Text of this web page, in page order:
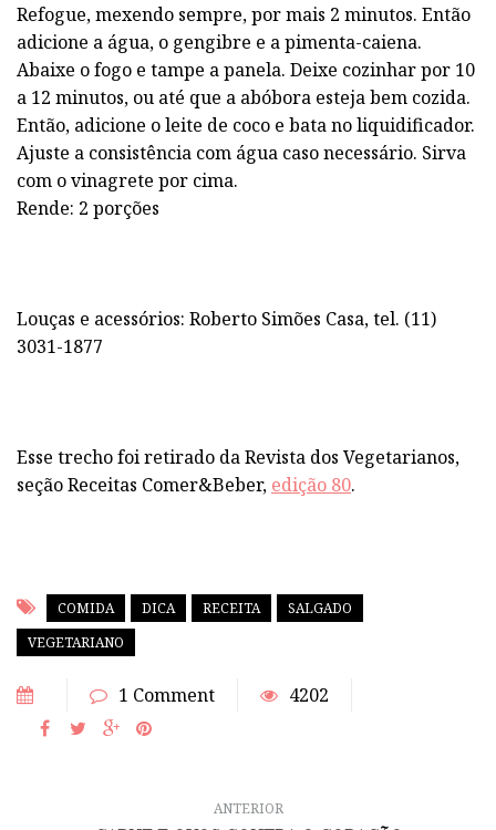
Refogue, mexendo sempre, por mais 2 minutos. Então
adicione a água, o gengibre e a pimenta-caiena.
Abaixe o fogo e tampe a panela. Deixe cozinhar por 10
a 12 minutos, ou até que a abóbora esteja bem cozida.
Então, adicione o leite de coco e bata no liquidificador.
Ajuste a consistência com água caso necessário. Sirva
com o vinagrete por cima.
Rende: 2 porções
Louças e acessórios: Roberto Simões Casa, tel. (11)
3031-1877
Esse trecho foi retirado da Revista dos Vegetarianos,
seção Receitas Comer&Beber, edição 80.
COMIDA DICA RECEITA
SALGADO
VEGETARIANO
1 Comment 4202
ANTERIOR